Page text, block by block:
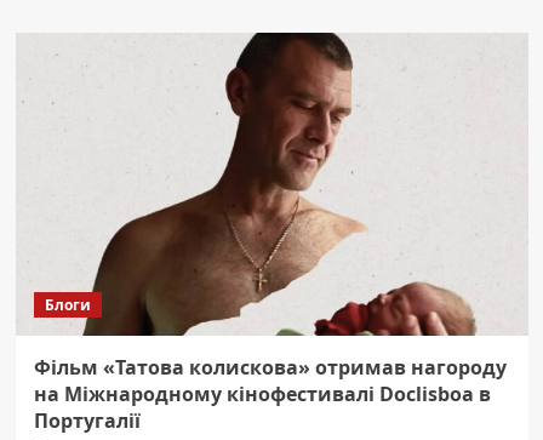
Словаччини
Блоги
Фільм «Татова колискова» отримав нагороду
на Міжнародному кінофестивалі Doclisboa в
Португалії